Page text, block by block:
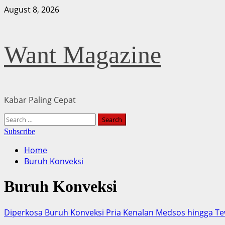
Skip
August 8, 2026
Want Magazine
Kabar Paling Cepat
Primary
Menu
Search
for:
Subscribe
Home
Buruh Konveksi
Buruh Konveksi
Diperkosa Buruh Konveksi Pria Kenalan Medsos hingga